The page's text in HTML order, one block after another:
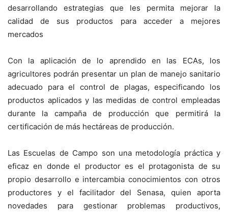
desarrollando estrategias que les permita mejorar la
calidad de sus productos para acceder a mejores
mercados
Con la aplicación de lo aprendido en las ECAs, los
agricultores podrán presentar un plan de manejo sanitario
adecuado para el control de plagas, especificando los
productos aplicados y las medidas de control empleadas
durante la campaña de producción que permitirá la
certificación de más hectáreas de producción.
Las Escuelas de Campo son una metodología práctica y
eficaz en donde el productor es el protagonista de su
propio desarrollo e intercambia conocimientos con otros
productores y el facilitador del Senasa, quien aporta
novedades para gestionar problemas productivos,